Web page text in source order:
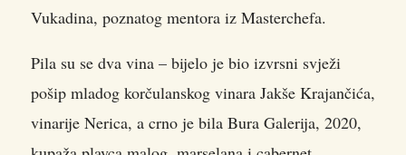
Vukadina, poznatog mentora iz Masterchefa.
Pila su se dva vina – bijelo je bio izvrsni svježi
pošip mladog korčulanskog vinara Jakše Krajančića,
vinarije Nerica, a crno je bila Bura Galerija, 2020,